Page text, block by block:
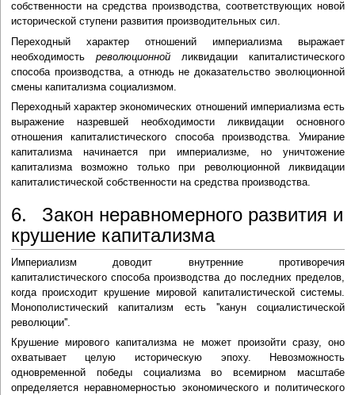
собственности на средства производства, соответствующих новой
исторической ступени развития производительных сил.
Переходный характер отношений империализма выражает
необходимость революционнойликвидации капиталистического
способа производства, а отнюдь не доказательство эволюционной
смены капитализма социализмом.
Переходный характер экономических отношений империализма есть
выражение назревшей необходимости ликвидации основного
отношения капиталистического способа производства. Умирание
капитализма начинается при империализме, но уничтожение
капитализма возможно только при революционной ликвидации
капиталистической собственности на средства производства.
6. Закон неравномерного развития и
крушение капитализма
Империализм доводит внутренние противоречия
капиталистического способа производства до последних пределов,
когда происходит крушение мировой капиталистической системы.
Монополистический капитализм есть ''канун социалистической
революции''.
Крушение мирового капитализма не может произойти сразу, оно
охватывает целую историческую эпоху. Невозможность
одновременной победы социализма во всемирном масштабе
определяется неравномерностью экономического и политического